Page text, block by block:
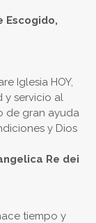
Escogido,
Iglesia HOY,
y servicio al
de gran ayuda
y Dios
Re dei
tiempo y